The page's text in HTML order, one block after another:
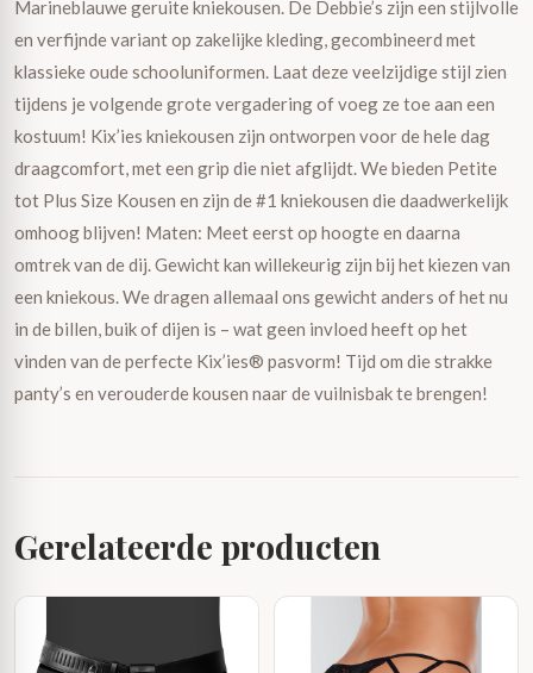
Marineblauwe geruite kniekousen. De Debbie’s zijn een stijlvolle
en verfijnde variant op zakelijke kleding, gecombineerd met
klassieke oude schooluniformen. Laat deze veelzijdige stijl zien
tijdens je volgende grote vergadering of voeg ze toe aan een
kostuum! Kix’ies kniekousen zijn ontworpen voor de hele dag
draagcomfort, met een grip die niet afglijdt. We bieden Petite
tot Plus Size Kousen en zijn de #1 kniekousen die daadwerkelijk
omhoog blijven! Maten: Meet eerst op hoogte en daarna
omtrek van de dij. Gewicht kan willekeurig zijn bij het kiezen van
een kniekous. We dragen allemaal ons gewicht anders of het nu
in de billen, buik of dijen is – wat geen invloed heeft op het
vinden van de perfecte Kix’ies® pasvorm! Tijd om die strakke
panty’s en verouderde kousen naar de vuilnisbak te brengen!
Gerelateerde producten